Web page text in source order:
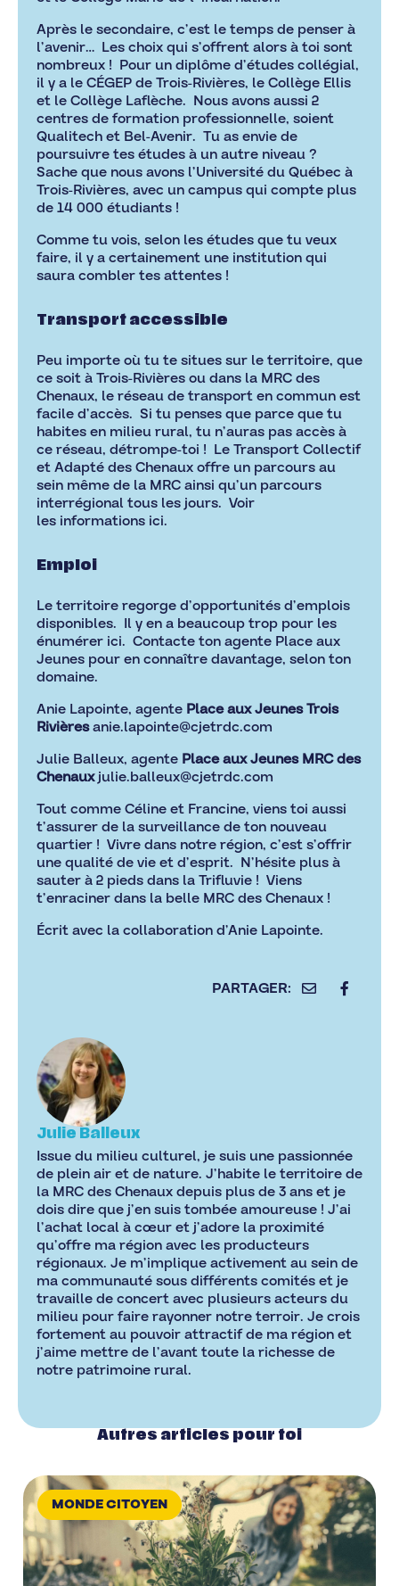
Après le secondaire, c’est le temps de penser à
l’avenir… Les choix qui s’offrent alors à toi sont
nombreux ! Pour un diplôme d’études collégial,
il y a le CÉGEP de Trois-Rivières, le Collège Ellis
et le Collège Laflèche. Nous avons aussi 2
centres de formation professionnelle, soient
Qualitech et Bel-Avenir. Tu as envie de
poursuivre tes études à un autre niveau ?
Sache que nous avons l’Université du Québec à
Trois-Rivières, avec un campus qui compte plus
de 14 000 étudiants !
Comme tu vois, selon les études que tu veux
faire, il y a certainement une institution qui
saura combler tes attentes !
Transport accessible
Peu importe où tu te situes sur le territoire, que
ce soit à Trois-Rivières ou dans la MRC des
Chenaux, le réseau de transport en commun est
facile d’accès. Si tu penses que parce que tu
habites en milieu rural, tu n’auras pas accès à
ce réseau, détrompe-toi ! Le Transport Collectif
et Adapté des Chenaux offre un parcours au
sein même de la MRC ainsi qu’un parcours
interrégional tous les jours. Voir
les informations ici.
Emploi
Le territoire regorge d’opportunités d’emplois
disponibles. Il y en a beaucoup trop pour les
énumérer ici. Contacte ton agente Place aux
Jeunes pour en connaître davantage, selon ton
domaine.
Anie Lapointe, agente Place aux Jeunes Trois
Rivièresanie.lapointe@cjetrdc.com
Julie Balleux, agente Place aux Jeunes MRC des
Chenauxjulie.balleux@cjetrdc.com
Tout comme Céline et Francine, viens toi aussi
t’assurer de la surveillance de ton nouveau
quartier ! Vivre dans notre région, c’est s’offrir
une qualité de vie et d’esprit. N’hésite plus à
sauter à 2 pieds dans la Trifluvie ! Viens
t’enraciner dans la belle MRC des Chenaux !
Écrit avec la collaboration d’Anie Lapointe.
Julie Balleux
Issue du milieu culturel, je suis une passionnée
de plein air et de nature. J’habite le territoire de
la MRC des Chenaux depuis plus de 3 ans et je
dois dire que j’en suis tombée amoureuse ! J’ai
l’achat local à cœur et j’adore la proximité
qu’offre ma région avec les producteurs
régionaux. Je m’implique activement au sein de
ma communauté sous différents comités et je
travaille de concert avec plusieurs acteurs du
milieu pour faire rayonner notre terroir. Je crois
fortement au pouvoir attractif de ma région et
j’aime mettre de l’avant toute la richesse de
notre patrimoine rural.
Autres articles pour toi
MONDE CITOYEN